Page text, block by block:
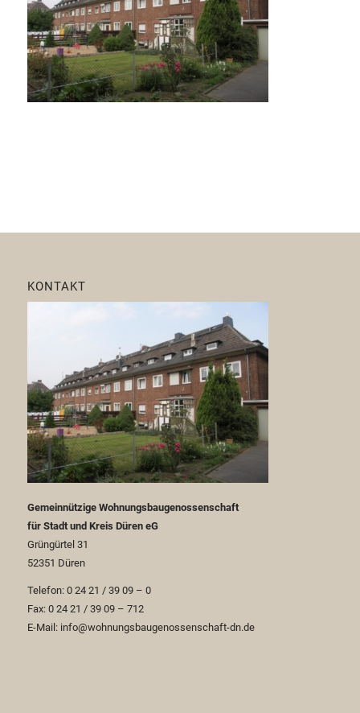
KONTAKT
Gemeinnützige Wohnungsbaugenossenschaft
für Stadt und Kreis Düren eG
Grüngürtel 31
52351 Düren
Telefon: 0 24 21 / 39 09 – 0
Fax: 0 24 21 / 39 09 – 712
E-Mail: info@wohnungsbaugenossenschaft-dn.de